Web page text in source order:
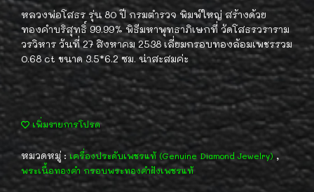
หลวงพ่อโสธร รุ่น 80 ปี กรมตำรวจ พิมพ์ใหญ่ สร้างด้วย
ทองคำบริสุทธิ์ 99.99% พิธีมหาพุทธาภิเษกที่ วัดโสธรวราราม
วรวิหาร วันที่ 27 สิงหาคม 2538 เลี่ยมกรอบทองล้อมเพชรรวม
0.68 ct ขนาด 3.5*6.2 ซม. น่าสะสมค่ะ
เพิ่มรายการโปรด
หมวดหมู่ : เครื่องประดับเพชรแท้ (Genuine Diamond Jewelry),
พระเนื้อทองคำ กรอบพระทองคำฝังเพชรแท้